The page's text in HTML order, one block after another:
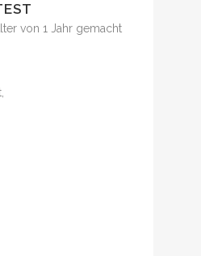
von 1 Jahr gemacht